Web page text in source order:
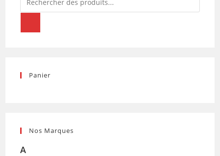
de
Panier
Nos Marques
A